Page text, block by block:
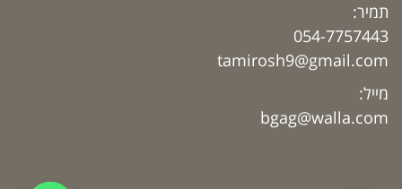
תמיר:
054-7757443
tamirosh9@gmail.com
מייל:
bgag@walla.com